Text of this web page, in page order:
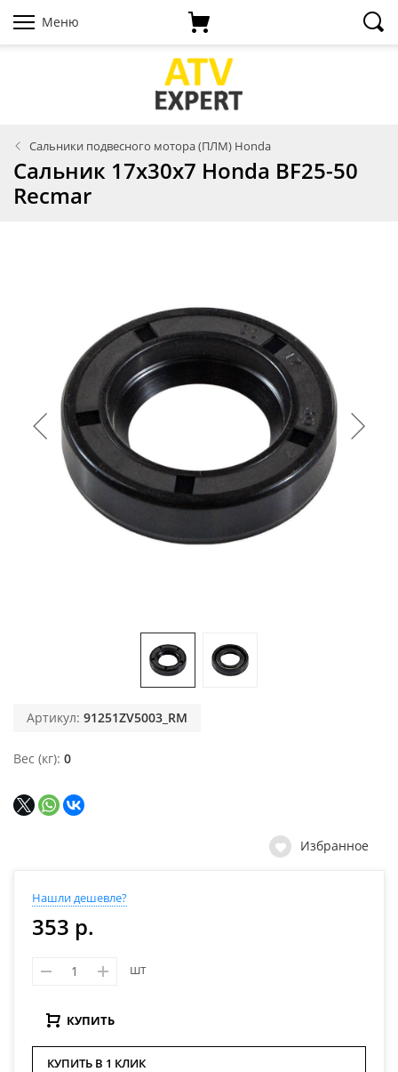
Меню
Сальники подвесного мотора (ПЛМ) Honda
Сальник 17x30x7 Honda BF25-50
Recmar
Артикул: 91251ZV5003_RM
Вес (кг) 0
Избранное
Нашли дешевле?
353 р.
шт
КУПИТЬ
КУПИТЬ В 1 КЛИК